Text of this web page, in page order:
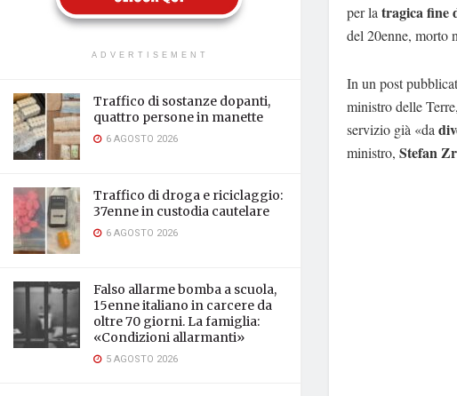
ADVERTISEMENT
Traffico di sostanze dopanti,
quattro persone in manette
6 AGOSTO 2026
Traffico di droga e riciclaggio:
37enne in custodia cautelare
6 AGOSTO 2026
Falso allarme bomba a scuola,
15enne italiano in carcere da
oltre 70 giorni. La famiglia:
«Condizioni allarmanti»
5 AGOSTO 2026
per la tragica fine
del 20enne, morto
In un post
ministro delle Terre,
servizio già «da
ministro, Stefan